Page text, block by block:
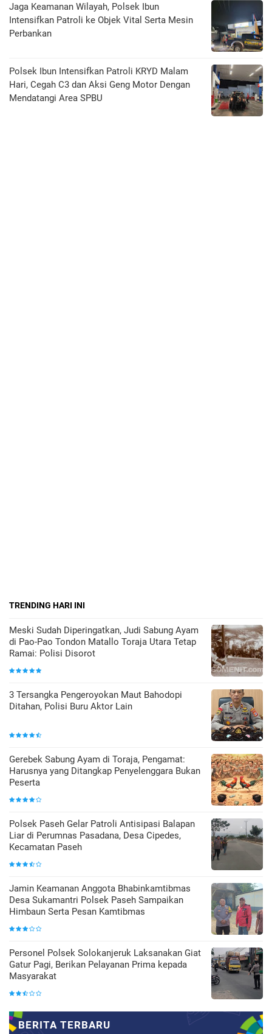
Jaga Keamanan Wilayah, Polsek Ibun
Intensifkan Patroli ke Objek Vital Serta Mesin
Perbankan
Polsek Ibun Intensifkan Patroli KRYD Malam
Hari, Cegah C3 dan Aksi Geng Motor Dengan
Mendatangi Area SPBU
TRENDING HARI INI
Meski Sudah Diperingatkan, Judi Sabung Ayam
di Pao-Pao Tondon Matallo Toraja Utara Tetap
Ramai: Polisi Disorot
3 Tersangka Pengeroyokan Maut Bahodopi
Ditahan, Polisi Buru Aktor Lain
Gerebek Sabung Ayam di Toraja, Pengamat:
Harusnya yang Ditangkap Penyelenggara Bukan
Peserta
Polsek Paseh Gelar Patroli Antisipasi Balapan
Liar di Perumnas Pasadana, Desa Cipedes,
Kecamatan Paseh
Jamin Keamanan Anggota Bhabinkamtibmas
Desa Sukamantri Polsek Paseh Sampaikan
Himbaun Serta Pesan Kamtibmas
Personel Polsek Solokanjeruk Laksanakan Giat
Gatur Pagi, Berikan Pelayanan Prima kepada
Masyarakat